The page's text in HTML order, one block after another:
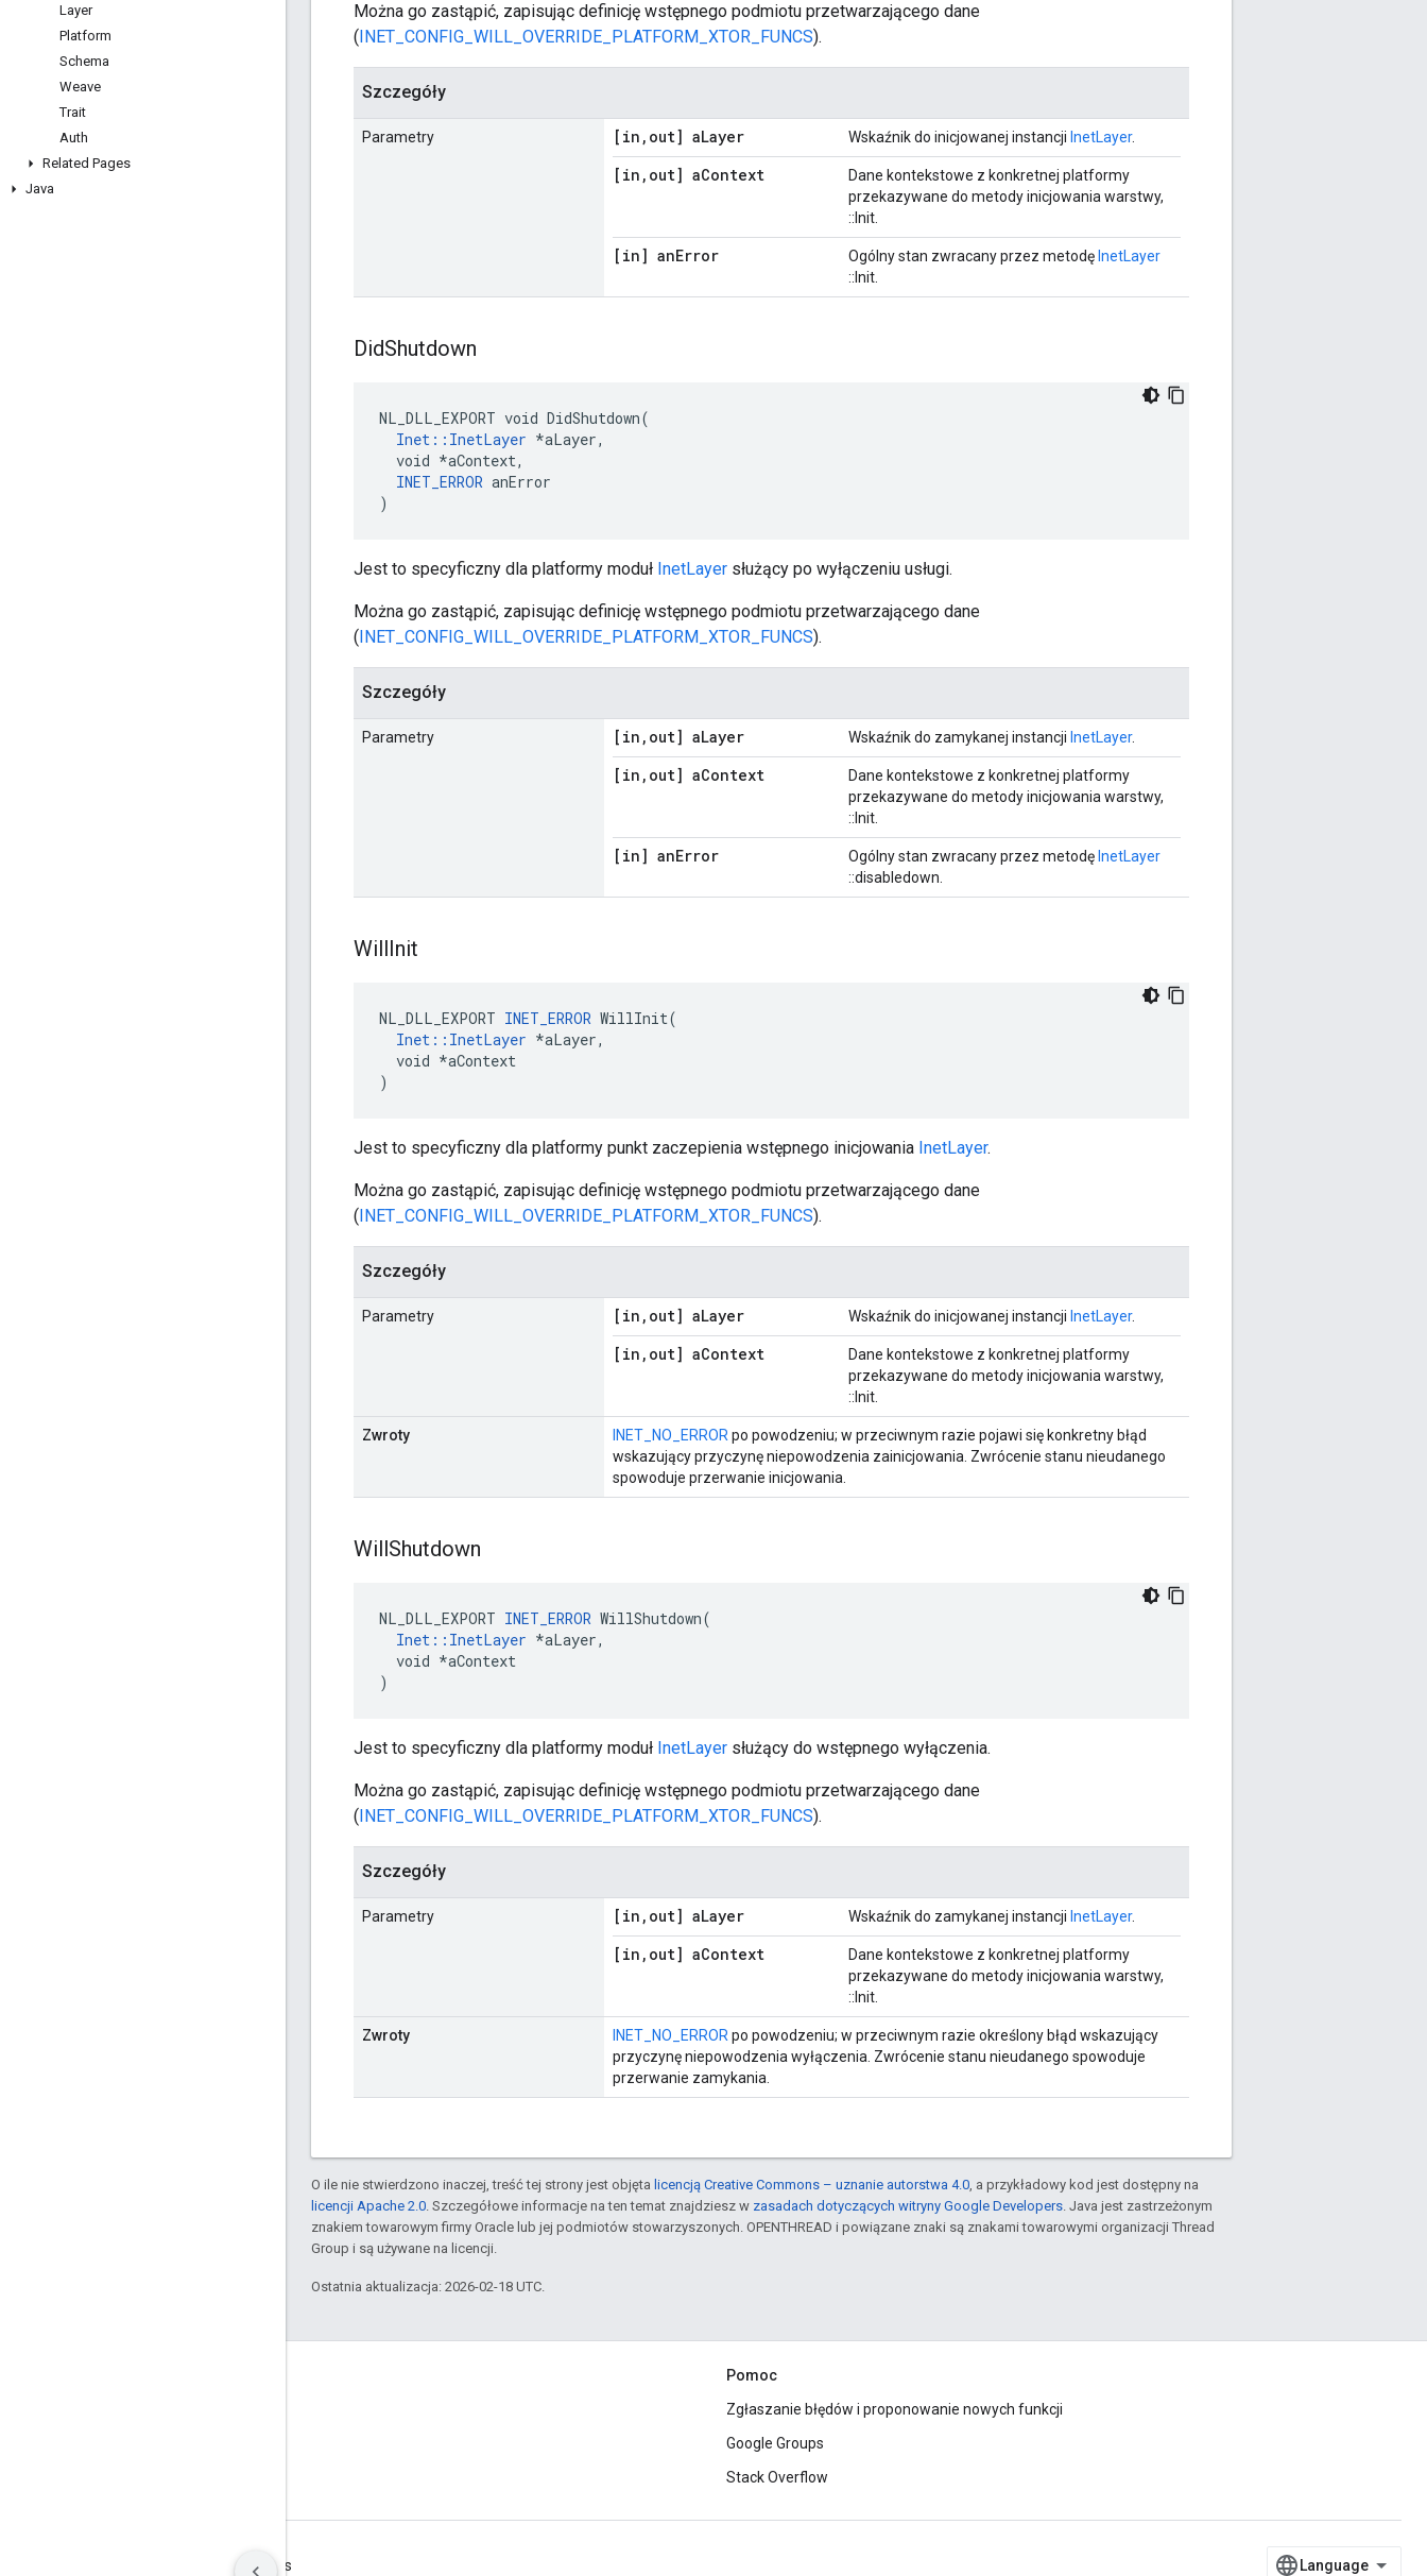
Layer
Platform
Schema
Weave
Trait
Auth
Related Pages
Java
Można go zastąpić, zapisując definicję wstępnego podmiotu przetwarzającego dane
(INET_CONFIG_WILL_OVERRIDE_PLATFORM_XTOR_FUNCS).
Szczegóły
Parametry [in , out] aLayer Wskaźnik do inicjowanej instancji InetLayer.
[in , out] aContext
Dane kontekstowe z konkretnej platformy
przekazywane do metody inicjowania warstwy,
::Init.
[in] anError Ogólny stan zwracany przez metodę InetLayer
::Init.
DidShutdown
NL_DLL_EXPORT void DidShutdown(
Inet::InetLayer *aLayer,
  void *aContext,
INET_ERROR anError
)
Jest to specyficzny dla platformy moduł InetLayer służący po wyłączeniu usługi.
Można go zastąpić, zapisując definicję wstępnego podmiotu przetwarzającego dane
(INET_CONFIG_WILL_OVERRIDE_PLATFORM_XTOR_FUNCS).
Szczegóły
Parametry [in , out] aLayer Wskaźnik do zamykanej instancji InetLayer.
[in , out] aContext
Dane kontekstowe z konkretnej platformy
przekazywane do metody inicjowania warstwy,
::Init.
[in] anError Ogólny stan zwracany przez metodę InetLayer
::disabledown.
WillInit
NL_DLL_EXPORT INET_ERROR WillInit(
Inet::InetLayer *aLayer,
  void *aContext
)
Jest to specyficzny dla platformy punkt zaczepienia wstępnego inicjowania InetLayer.
Można go zastąpić, zapisując definicję wstępnego podmiotu przetwarzającego dane
(INET_CONFIG_WILL_OVERRIDE_PLATFORM_XTOR_FUNCS).
Szczegóły
Parametry [in , out] aLayer Wskaźnik do inicjowanej instancji InetLayer.
[in , out] aContext
Dane kontekstowe z konkretnej platformy
przekazywane do metody inicjowania warstwy,
::Init.
Zwroty INET_NO_ERROR po powodzeniu; w przeciwnym razie pojawi się konkretny błąd
wskazujący przyczynę niepowodzenia zainicjowania. Zwrócenie stanu nieudanego
spowoduje przerwanie inicjowania.
WillShutdown
NL_DLL_EXPORT INET_ERROR WillShutdown(
Inet::InetLayer *aLayer,
  void *aContext
)
Jest to specyficzny dla platformy moduł InetLayer służący do wstępnego wyłączenia.
Można go zastąpić, zapisując definicję wstępnego podmiotu przetwarzającego dane
(INET_CONFIG_WILL_OVERRIDE_PLATFORM_XTOR_FUNCS).
Szczegóły
Parametry [in , out] aLayer Wskaźnik do zamykanej instancji InetLayer.
[in , out] aContext
Dane kontekstowe z konkretnej platformy
przekazywane do metody inicjowania warstwy,
::Init.
Zwroty INET_NO_ERROR po powodzeniu; w przeciwnym razie określony błąd wskazujący
przyczynę niepowodzenia wyłączenia. Zwrócenie stanu nieudanego spowoduje
przerwanie zamykania.
O ile nie stwierdzono inaczej, treść tej strony jest objęta licencją Creative Commons – uznanie autorstwa 4.0, a przykładowy kod jest dostępny na
licencji Apache 2.0. Szczegółowe informacje na ten temat znajdziesz w zasadach dotyczących witryny Google Developers. Java jest zastrzeżonym
znakiem towarowym firmy Oracle lub jej podmiotów stowarzyszonych. OPENTHREAD i powiązane znaki są znakami towarowymi organizacji Thread
Group i są używane na licencji.
Ostatnia aktualizacja: 2026-02-18 UTC.
Pomoc
Zgłaszanie błędów i proponowanie nowych funkcji
Google Groups
Stack Overflow
Manage cookies